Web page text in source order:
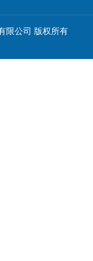
限公司 版权所有